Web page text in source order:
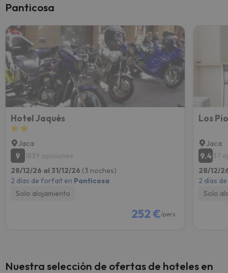
Panticosa
Hotel Jaqués
Jaca
9
1839 opiniones
28/12/26 al 31/12/26 (3 noches)
2 días de forfait en Panticosa
Solo alojamiento
252 €/pers.
Los
Jaca
9.437
28/12/
2 días
Solo
Nuestra selección de ofertas de hoteles en